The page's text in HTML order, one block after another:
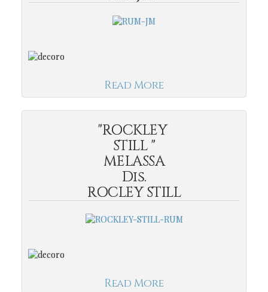
Read More
"ROCKLEY
STILL "
MELASSA
Dis.
ROCLEY STILL
Read More